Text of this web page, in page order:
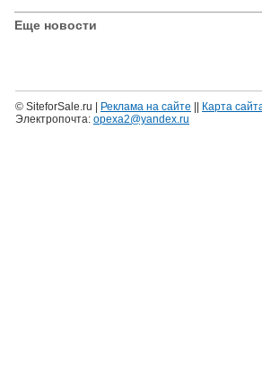
Еще новости
© SiteforSale.ru | Реклама на сайте Карта
Электропочта: opexa2@yandex.ru